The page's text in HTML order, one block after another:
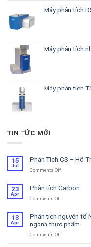
Máy phân tích
Máy phân tích
Máy phân tích
TIN TỨC MỚI
15
Jul
Phân Tích CS – Hỗ
Comments Offon
Tích
CS
Sửa
Chữa
23
Apr
Phân tích Carbon
Comments Offon
Carbon
13
Apr
Phân tích nguyên tố
ngành thực phẩm
Comments Offon